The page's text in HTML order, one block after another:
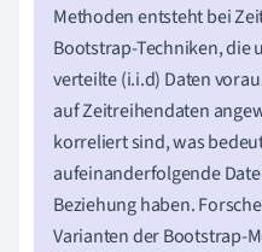
Methoden entsteht bei
Bootstrap-Techniken, die
verteilte (i.i.d) Daten
auf Zeitreihendaten
korreliert sind, was
aufeinanderfolgende
Beziehung haben.
Varianten der Bootstrap-